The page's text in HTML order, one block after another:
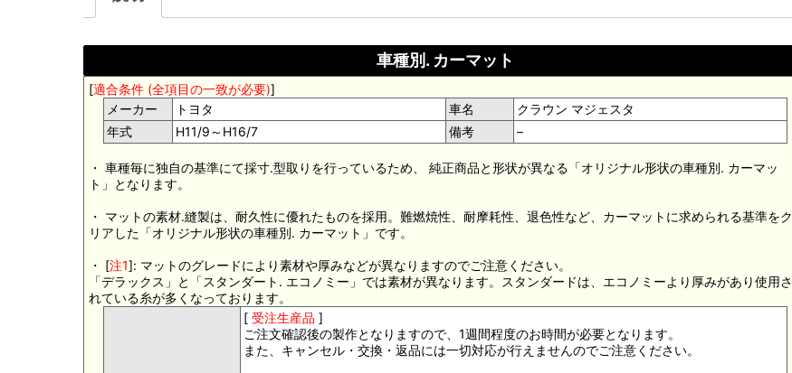
車種別. カーマット
[適合条件 (全項目の一致が必要)]
メーカー
トヨタ 車名
クラウン マジェスタ
年式
H11/9～H16/7 備考 –
・ 車種毎に独自の基準にて採寸.型取りを行っているため、 純正商品と形状が異なる「オリジナル形状の車種別. カーマッ
ト」となります。
・ マットの素材.縫製は、耐久性に優れたものを採用。難燃焼性、耐摩耗性、退色性など、カーマットに求められる基準をク
リアした「オリジナル形状の車種別. カーマット」です。
・ [注1]: マットのグレードにより素材や厚みなどが異なりますのでご注意ください。
「デラックス」と「スタンダート. エコノミー」では素材が異なります。スタンダードは、エコノミーより厚みがあり使用さ
れている糸が多くなっております。
[ 受注生産品 ]
ご注文確認後の製作となりますので、1週間程度のお時間が必要となります。
また、キャンセル・交換・返品には一切対応が行えませんのでご注意ください。